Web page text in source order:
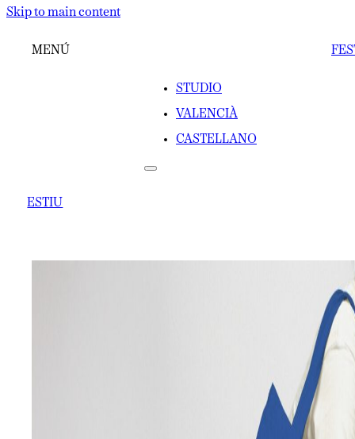
Skip to main content
MENÚ
STUDIO
VALENCIÀ
CASTELLANO
ESTIU